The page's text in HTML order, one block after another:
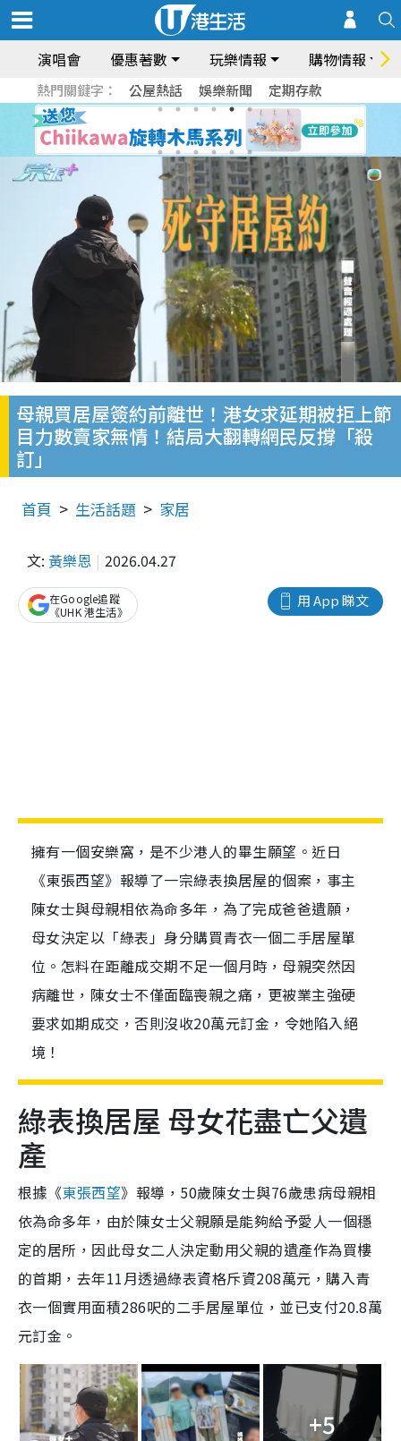
演唱會 優惠著數 玩樂情報 購物情報
熱門關鍵字： 公屋熱話 娛樂新聞 定期存款
母親買居屋簽約前離世！港女求延期被拒上節
目力數賣家無情！結局大翻轉網民反撐「殺
訂」
首頁 生活話題 家居
文: 黃樂恩 2026.04.27
用 App 睇文
在Google追蹤
《UHK 港生活》
擁有一個安樂窩，是不少港人的畢生願望。近日
《東張西望》報導了一宗綠表換居屋的個案，事主
陳女士與母親相依為命多年，為了完成爸爸遺願，
母女決定以「綠表」身分購買青衣一個二手居屋單
位。怎料在距離成交期不足一個月時，母親突然因
病離世，陳女士不僅面臨喪親之痛，更被業主強硬
要求如期成交，否則沒收20萬元訂金，令她陷入絕
境！
綠表換居屋 母女花盡亡父遺
產
根據《東張西望》報導，50歲陳女士與76歲患病母親相
依為命多年，由於陳女士父親願是能夠給予愛人一個穩
定的居所，因此母女二人決定動用父親的遺產作為買樓
的首期，去年11月透過綠表資格斥資208萬元，購入青
衣一個實用面積286呎的二手居屋單位，並已支付20.8萬
元訂金。
+5